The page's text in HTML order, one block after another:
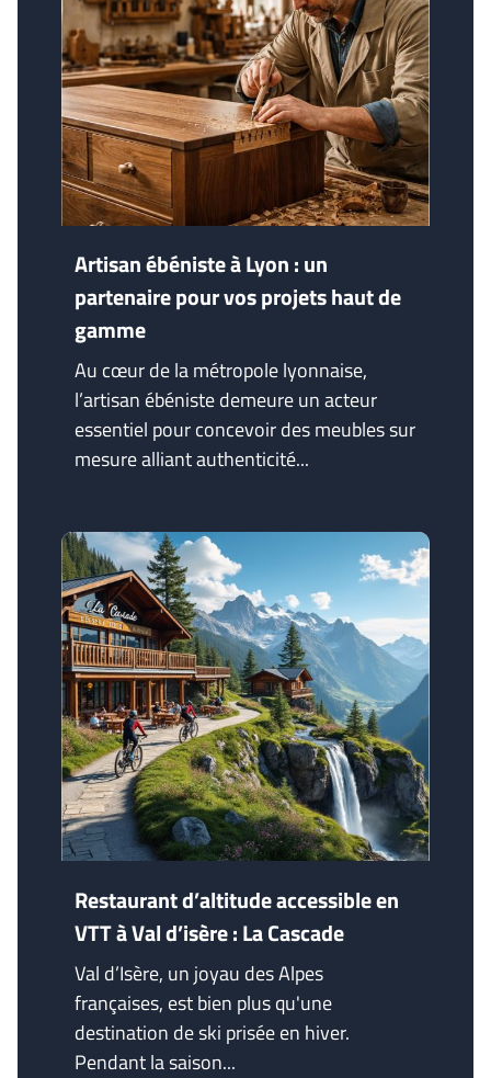
Artisan ébéniste à Lyon : un
partenaire pour vos projets haut de
gamme
Au cœur de la métropole lyonnaise,
l’artisan ébéniste demeure un acteur
essentiel pour concevoir des meubles sur
mesure alliant authenticité...
Restaurant d’altitude accessible en
VTT à Val d’isère : La Cascade
Val d’Isère, un joyau des Alpes
françaises, est bien plus qu'une
destination de ski prisée en hiver.
Pendant la saison...